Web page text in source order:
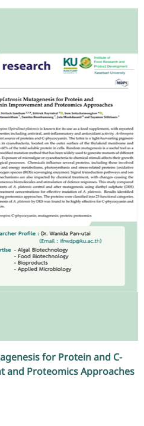
for Protein and C-
and Proteomics Approaches